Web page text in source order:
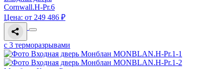
Cornwall.H-Pr.6
Цена: от 249 486 ₽
с 3 терморазрывами